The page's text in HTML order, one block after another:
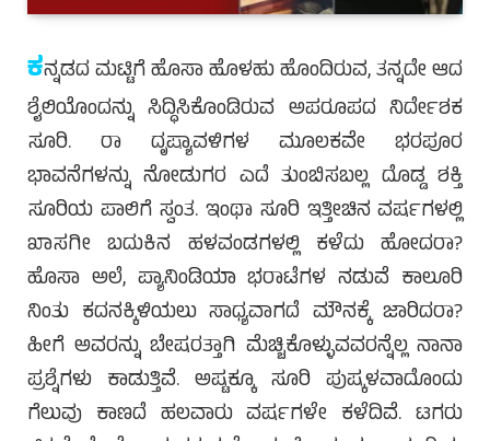
ಕನ್ನಡದ ಮಟ್ಟಿಗೆ ಹೊಸಾ ಹೊಳಹು ಹೊಂದಿರುವ, ತನ್ನದೇ ಆದ
ಶೈಲಿಯೊಂದನ್ನು ಸಿದ್ಧಿಸಿಕೊಂಡಿರುವ ಅಪರೂಪದ ನಿರ್ದೇಶಕ
ಸೂರಿ. ರಾ ದೃಷ್ಯಾವಳಿಗಳ ಮೂಲಕವೇ ಭರಪೂರ
ಭಾವನೆಗಳನ್ನು ನೋಡುಗರ ಎದೆ ತುಂಬಿಸಬಲ್ಲ ದೊಡ್ಡ ಶಕ್ತಿ
ಸೂರಿಯ ಪಾಲಿಗೆ ಸ್ವಂತ. ಇಂಥಾ ಸೂರಿ ಇತ್ತೀಚಿನ ವರ್ಷಗಳಲ್ಲಿ
ಖಾಸಗೀ ಬದುಕಿನ ಹಳವಂಡಗಳಲ್ಲಿ ಕಳೆದು ಹೋದರಾ?
ಹೊಸಾ ಅಲೆ, ಪ್ಯಾನಿಂಡಿಯಾ ಭರಾಟೆಗಳ ನಡುವೆ ಕಾಲೂರಿ
ನಿಂತು ಕದನಕ್ಕಿಳಿಯಲು ಸಾಧ್ಯವಾಗದೆ ಮೌನಕ್ಕೆ ಜಾರಿದರಾ?
ಹೀಗೆ ಅವರನ್ನು ಬೇಷರತ್ತಾಗಿ ಮೆಚ್ಚಿಕೊಳ್ಳುವವರನ್ನೆಲ್ಲ ನಾನಾ
ಪ್ರಶ್ನೆಗಳು ಕಾಡುತ್ತಿವೆ. ಅಷ್ಟಕ್ಕೂ ಸೂರಿ ಪುಷ್ಕಳವಾದೊಂದು
ಗೆಲುವು ಕಾಣದೆ ಹಲವಾರು ವರ್ಷಗಳೇ ಕಳೆದಿವೆ. ಟಗರು